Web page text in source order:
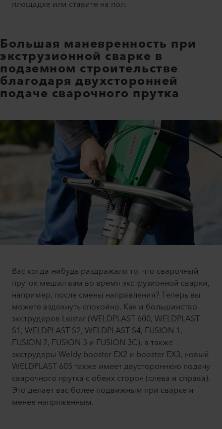
площадке или ставите на пол.
Большая маневренность при
экструзионной сварке в
подземном строительстве
благодаря двухсторонней
подаче сварочного прутка
Вас когда-нибудь раздражало то, что сварочный
пруток мешал вам во время экструзионной сварки,
например, после смены направления? Теперь вы
можете вздохнуть спокойно. Как и большинство
экструдеров Leister (WELDPLAST 600, WELDPLAST
S1, WELDPLAST S2, WELDPLAST S4, FUSION 1,
FUSION 2, FUSION 3 и FUSION 3C), а также
экструдеры Weldy booster EX2 и booster EX3, новый
WELDPLAST 605 также имеет двустороннюю подачу
сварочного прутка с обеих сторон (слева и справа).
Это делает вас более подвижным при сварке и
менее напряженным.